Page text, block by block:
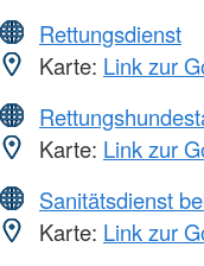
Rettungsdienst
Karte: Link zur
Karte: Link zur
Sanitätsdienst
Karte: Link zur